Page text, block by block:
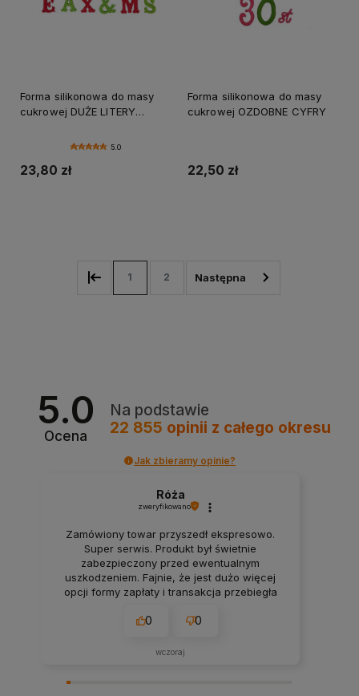
Forma silikonowa do masy
cukrowej DUŻE LITERY
5.0
23,80 zł
Forma silikonowa do masy
cukrowej OZDOBNE CYFRY
22,50 zł
1 2
5.0
Ocena
Na podstawie
22 855 opinii z całego okresu
Jak zbieramy opinie?
Róża
zweryfikowano
Zamówiony towar przyszedł ekspresowo.
Super serwis. Produkt był świetnie
zabezpieczony przed ewentualnym
uszkodzeniem. Fajnie, że jest dużo więcej
opcji formy zapłaty i transakcja przebiegła
opisów na stronie, rzetelnie.
0 0
wczoraj